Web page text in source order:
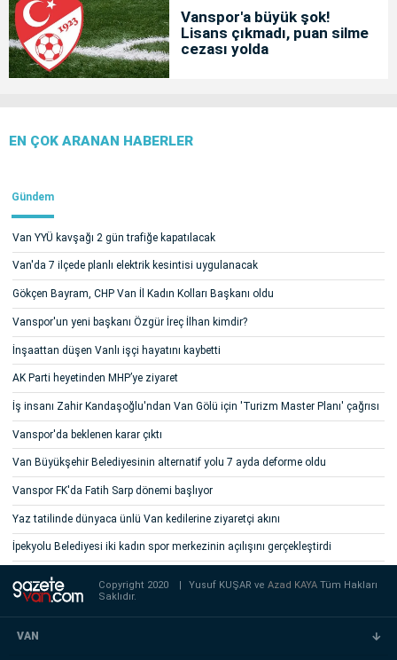
Vanspor'a büyük şok!
Lisans çıkmadı, puan silme
cezası yolda
EN ÇOK ARANAN HABERLER
Gündem
Van YYÜ kavşağı 2 gün trafiğe kapatılacak
Van'da 7 ilçede planlı elektrik kesintisi uygulanacak
Gökçen Bayram, CHP Van İl Kadın Kolları Başkanı oldu
Vanspor'un yeni başkanı Özgür İreç İlhan kimdir?
İnşaattan düşen Vanlı işçi hayatını kaybetti
AK Parti heyetinden MHP’ye ziyaret
İş insanı Zahir Kandaşoğlu'ndan Van Gölü için 'Turizm Master Planı' çağrısı
Vanspor'da beklenen karar çıktı
Van Büyükşehir Belediyesinin alternatif yolu 7 ayda deforme oldu
Vanspor FK'da Fatih Sarp dönemi başlıyor
Yaz tatilinde dünyaca ünlü Van kedilerine ziyaretçi akını
İpekyolu Belediyesi iki kadın spor merkezinin açılışını gerçekleştirdi
Copyright 2020 | Yusuf KUŞAR veAzad KAYATüm Hakları
Saklıdır.
VAN